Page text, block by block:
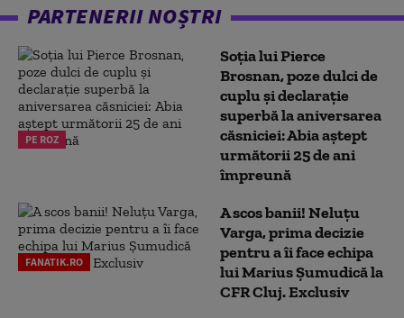
PARTENERII NOȘTRI
PE ROZ
Soția lui Pierce
Brosnan, poze dulci de
cuplu și declarație
superbă la aniversarea
căsniciei: Abia aștept
următorii 25 de ani
împreună
FANATIK.RO
A scos banii! Neluțu
Varga, prima decizie
pentru a îi face echipa
lui Marius Șumudică la
CFR Cluj. Exclusiv